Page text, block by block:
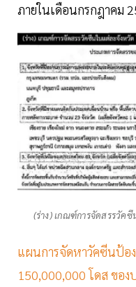
ภายในเดือนกรกฎาคม
(ร่าง) เกณฑ์การจัดสรรวัค
แผนการจัดหาวัคซีนป้อ
150,000,000 โดส ของ